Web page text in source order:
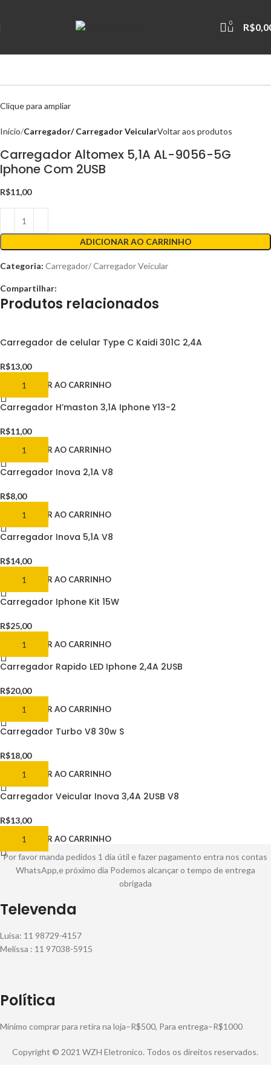
0 R$
Clique para ampliar
Início Carregador/ Carregador VeicularVoltar aos produtos
Carregador Altomex 5,1A AL-9056-5G
Iphone Com 2USB
R$11,00
ADICIONAR AO CARRINHO
Categoria: Carregador/ Carregador Veicular
Compartilhar:
Produtos relacionados
Carregador de celular Type C Kaidi 301C 2,4A
R$13,00
ADICIONAR AO CARRINHO
Carregador H’maston 3,1A Iphone Y13-2
R$11,00
ADICIONAR AO CARRINHO
Carregador Inova 2,1A V8
R$8,00
ADICIONAR AO CARRINHO
Carregador Inova 5,1A V8
R$14,00
ADICIONAR AO CARRINHO
Carregador Iphone Kit 15W
R$25,00
ADICIONAR AO CARRINHO
Carregador Rapido LED Iphone 2,4A 2USB
R$20,00
ADICIONAR AO CARRINHO
Carregador Turbo V8 30w S
R$18,00
ADICIONAR AO CARRINHO
Carregador Veicular Inova 3,4A 2USB V8
R$13,00
ADICIONAR AO CARRINHO
Por favor manda pedidos 1 dia útil e fazer pagamento entra nos contas
WhatsApp,e próximo dia Podemos alcançar o tempo de entrega
obrigada
Televenda
Luisa: 11 98729-4157
Melissa : 11 97038-5915
Política
Mínimo comprar para retira na loja–R$500, Para entrega–R$1000
Copyright © 2021 WZH Eletronico. Todos os direitos reservados.